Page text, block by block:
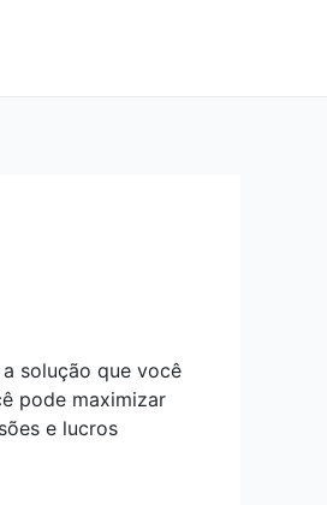
solução que você
pode maximizar
e lucros